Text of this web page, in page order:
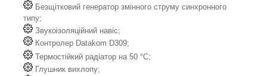
Безщітковий генератор змінного струму синхронного
типу;
Звукоізоляційний навіс;
Контролер Datakom D309;
Термостійкий радіатор на 50 °C;
Глушник вихлопу;